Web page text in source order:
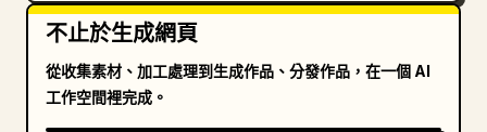
不止於生成網頁
從收集素材、加工處理到生成作品、分發作品，在一個 AI
工作空間裡完成。